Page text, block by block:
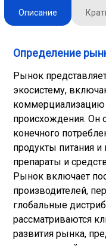
Описание
Определение
Рынок
экосистему,
коммерциализацию
происхождения. Он
конечного
продукты питания
препараты и
Рынок включает
производителей,
глобальные
рассматриваются
развития рынка,